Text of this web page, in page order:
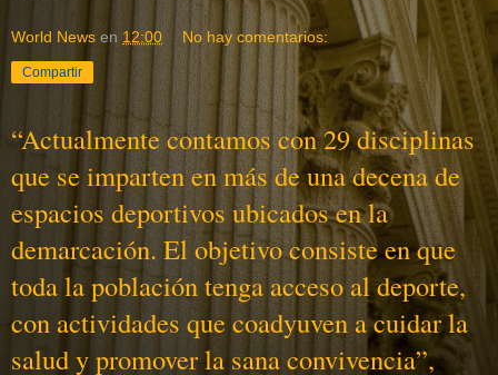
World News en 12:00 No hay comentarios:
Compartir
“Actualmente contamos con 29 disciplinas
que se imparten en más de una decena de
espacios deportivos ubicados en la
demarcación. El objetivo consiste en que
toda la población tenga acceso al deporte,
con actividades que coadyuven a cuidar la
salud y promover la sana convivencia”,